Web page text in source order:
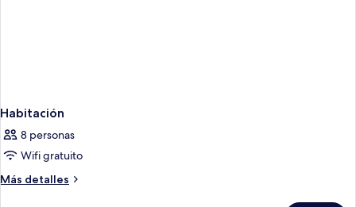
Habitación
8 personas
Wifi gratuito
Más detalles
Más